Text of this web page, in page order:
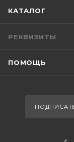
КАТАЛОГ
РЕКВИЗИТЫ
ПОМОЩЬ